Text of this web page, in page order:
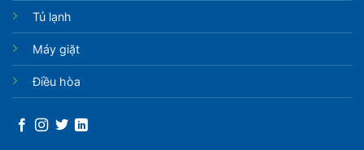
độ giúp làm lạnh nhanh chóng và an toàn
Tủ đông Inverter Sanaky VH-2599A3 được lắp đặt dàn
lạnh làm bằng ống đồng giúp nhiệt độ làm lạnh của tủ
đạt đến -18ºC nhanh chóng. Đồng thời với chất liệu
này dàn máy của tủ sẽ có độ bền cao hơn so với các
sản phẩm dàn lạnh được làm bằng ống nhôm. Công
Tủ lạnh
Máy giặt
Điều hòa